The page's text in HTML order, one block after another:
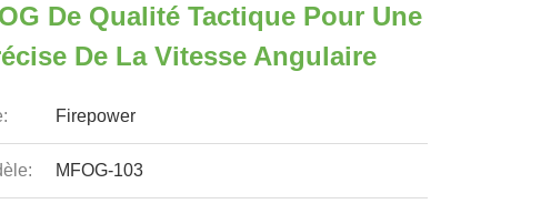
De Qualité Tactique Pour Une
De La Vitesse Angulaire
Firepower
MFOG-103